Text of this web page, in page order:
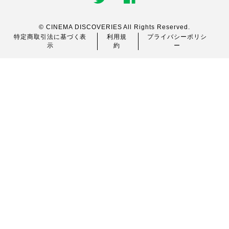
© CINEMA DISCOVERIES All Rights Reserved.
特定商取引法に基づく表
示
利用規
約
プライバシーポリシ
ー